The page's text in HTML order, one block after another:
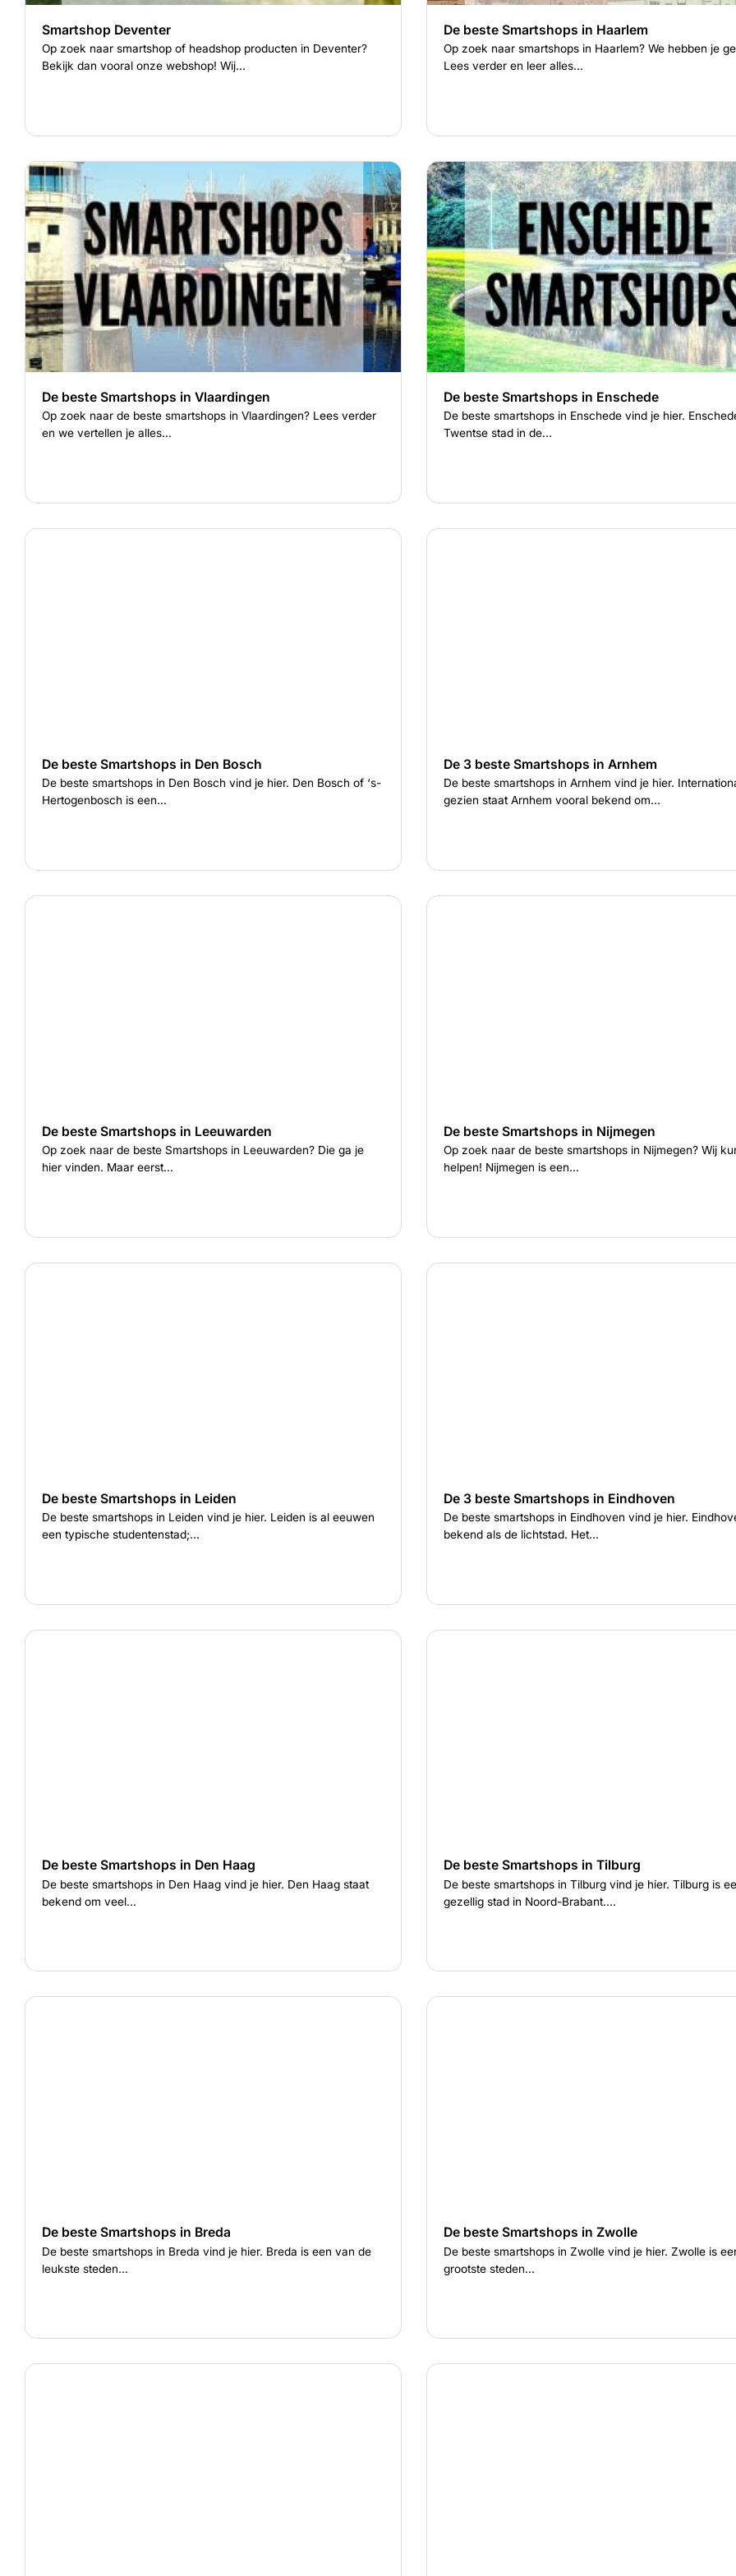
Smartshop Deventer
Op zoek naar smartshop of headshop producten in Deventer?
Bekijk dan vooral onze webshop! Wij...
De beste Smartshops in Haarlem
Op zoek naar smartshops in Haarlem? We hebben je
Lees verder en leer alles...
De beste Smartshops in Vlaardingen
Op zoek naar de beste smartshops in Vlaardingen? Lees verder
en we vertellen je alles...
De beste Smartshops in Enschede
De beste smartshops in Enschede vind je hier.
Twentse stad in de...
De beste Smartshops in Den Bosch
De beste smartshops in Den Bosch vind je hier. Den Bosch of ‘s-
Hertogenbosch is een...
De 3 beste Smartshops in Arnhem
De beste smartshops in Arnhem vind je hier.
gezien staat Arnhem vooral bekend om...
De beste Smartshops in Leeuwarden
Op zoek naar de beste Smartshops in Leeuwarden? Die ga je
hier vinden. Maar eerst...
De beste Smartshops in Nijmegen
Op zoek naar de beste smartshops in Nijmegen? Wij
helpen! Nijmegen is een...
De beste Smartshops in Leiden
De beste smartshops in Leiden vind je hier. Leiden is al eeuwen
een typische studentenstad;...
De 3 beste Smartshops in Eindhoven
De beste smartshops in Eindhoven vind je hier.
bekend als de lichtstad. Het...
De beste Smartshops in Den Haag
De beste smartshops in Den Haag vind je hier. Den Haag staat
bekend om veel...
De beste Smartshops in Tilburg
De beste smartshops in Tilburg vind je hier. Tilburg is
gezellig stad in Noord-Brabant....
De beste Smartshops in Breda
De beste smartshops in Breda vind je hier. Breda is een van de
leukste steden...
De beste Smartshops in Zwolle
De beste smartshops in Zwolle vind je hier. Zwolle is
grootste steden...